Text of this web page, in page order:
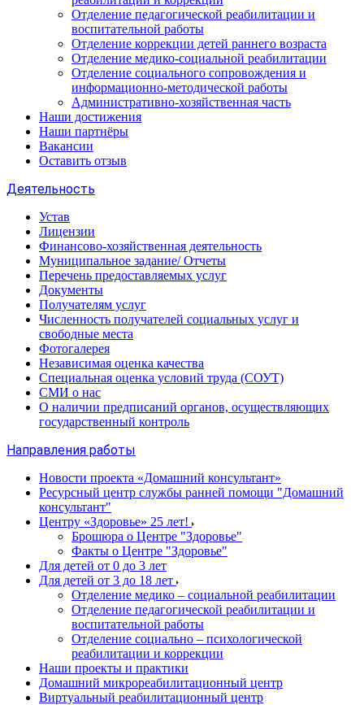
Отделение педагогической реабилитации и
воспитательной работы
Отделение коррекции детей раннего возраста
Отделение медико-социальной реабилитации
Отделение социального сопровождения и
информационно-методической работы
Административно-хозяйственная часть
Наши достижения
Наши партнёры
Вакансии
Оставить отзыв
Деятельность
Устав
Лицензии
Финансово-хозяйственная деятельность
Муниципальное задание/ Отчеты
Перечень предоставляемых услуг
Документы
Получателям услуг
Численность получателей социальных услуг и
свободные места
Фотогалерея
Независимая оценка качества
Специальная оценка условий труда (СОУТ)
СМИ о нас
О наличии предписаний органов, осуществляющих
государственный контроль
Направления работы
Новости проекта «Домашний консультант»
Ресурсный центр службы ранней помощи "Домашний
консультант"
Центру «Здоровье» 25 лет!
Брошюра о Центре "Здоровье"
Факты о Центре "Здоровье"
Для детей от 0 до 3 лет
Для детей от 3 до 18 лет
Отделение медико – социальной реабилитации
Отделение педагогической реабилитации и
воспитательной работы
Отделение социально – психологической
реабилитации и коррекции
Наши проекты и практики
Домашний микрореабилитационный центр
Виртуальный реабилитационный центр